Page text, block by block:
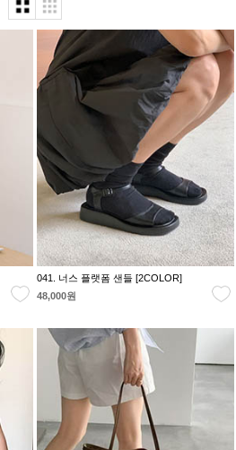
041. 너스 플랫폼 샌들 [2COLOR]
48,000원